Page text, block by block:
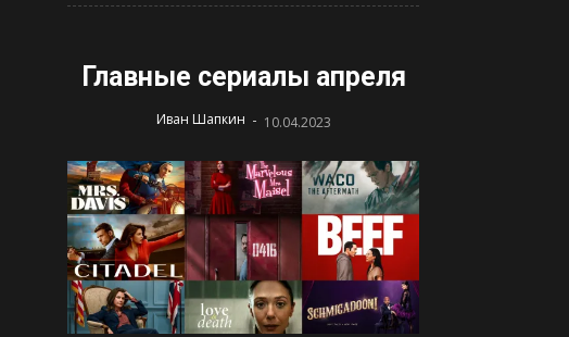
Главные сериалы апреля
Иван Шапкин - 10.04.2023